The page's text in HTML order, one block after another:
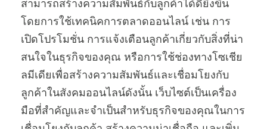
สามารถสร้างความสัมพันธ์กับลูกค้าได้ดียิ่งขึ้น
โดยการใช้เทคนิคการตลาดออนไลน์ เช่น การ
เปิดโปรโมชั่น การแจ้งเตือนลูกค้าเกี่ยวกับสิ่งที่น่า
สนใจในธุรกิจของคุณ หรือการใช้ช่องทางโซเชีย
ลมีเดียเพื่อสร้างความสัมพันธ์และเชื่อมโยงกับ
ลูกค้าในสังคมออนไลน์ดังนั้น เว็บไซต์เป็นเครื่อง
มือที่สำคัญและจำเป็นสำหรับธุรกิจของคุณในการ